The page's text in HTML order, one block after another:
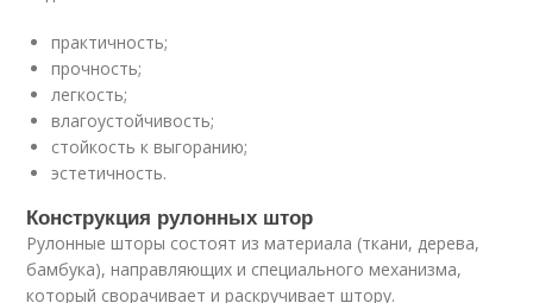
практичность;
прочность;
легкость;
влагоустойчивость;
стойкость к выгоранию;
эстетичность.
Конструкция рулонных штор
Рулонные шторы состоят из материала (ткани, дерева,
бамбука), направляющих и специального механизма,
который сворачивает и раскручивает штору.